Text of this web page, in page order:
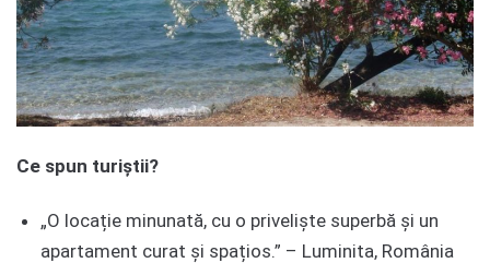
Ce spun turiștii?
„O locație minunată, cu o priveliște superbă și un
apartament curat și spațios.” – Luminita, România